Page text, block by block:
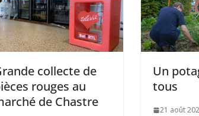
collecte de
rouges au
de Chastre
Un
tous
21 août